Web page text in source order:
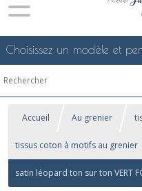
Accueil Au grenier
tissus coton à motifs au grenier
satin léopard ton sur ton VERT